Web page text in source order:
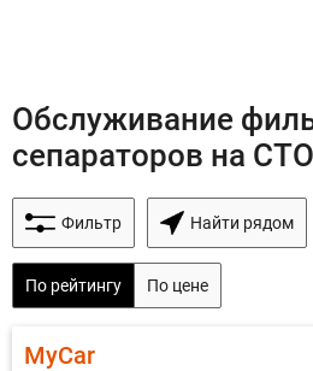
Обслуживание
сепараторов на
Фильтр Найти рядом
По рейтингу По цене
MyCar